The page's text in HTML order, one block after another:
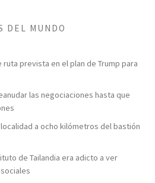
DEL MUNDO
ruta prevista en el plan de Trump para
las negociaciones hasta que
localidad a ocho kilómetros del bastión
de Tailandia era adicto a ver